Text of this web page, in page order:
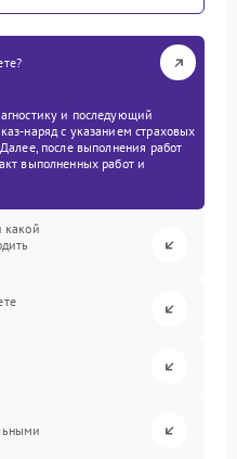
и последующий
наряд с указанием страховых
после выполнения работ
выполненных работ и
какой